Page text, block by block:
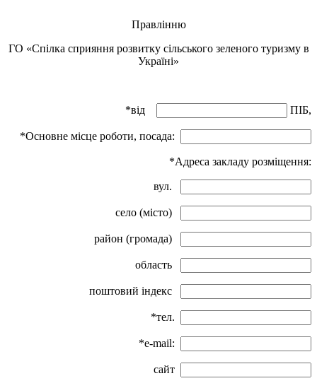
Правлінню
ГО «Спілка сприяння розвитку сільського зеленого туризму в
Україні»
*від ПІБ,
*Основне місце роботи, посада:
*Адреса закладу розміщення:
вул.
село (місто)
район (громада)
область
поштовий індекс
*тел.
*e-mail:
сайт